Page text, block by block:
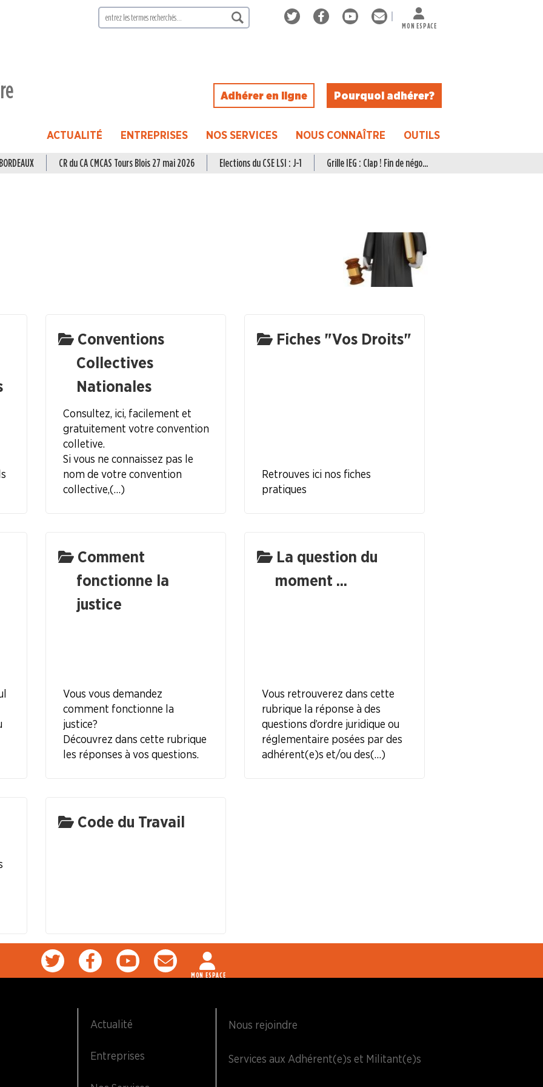
MON ESPACE
Adhérer en ligne Pourquoi adhérer ?
et (…)
ACTUALITÉ ENTREPRISES NOS SERVICES NOUS CONNAÎTRE OUTILS
CR du CA CMCAS Tours Blois 27 mai 2026 Elections du CSE LSI : J-1 Grille IEG : Clap ! Fin de négo...
Conventions
Collectives
Nationales
Consultez, ici, facilement et
gratuitement votre convention
colletive.
Si vous ne connaissez pas le
nom de votre convention
collective, (…)
Fiches "Vos Droits"
Retrouves ici nos fiches
pratiques
Comment
fonctionne la
justice
Vous vous demandez
comment fonctionne la
justice ?
Découvrez dans cette rubrique
les réponses à vos questions.
La question du
moment ...
Vous retrouverez dans cette
rubrique la réponse à des
questions d’ordre juridique ou
réglementaire posées par des
adhérent(e)s et/ou des (…)
Code du Travail
MON ESPACE
Actualité
Entreprises
Nous rejoindre
Services aux Adhérent(e)s et Militant(e)s